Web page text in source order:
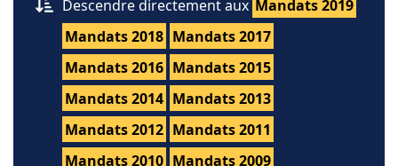
Descendre directement aux Mandats 2019
Mandats 2018 Mandats 2017
Mandats 2016 Mandats 2015
Mandats 2014 Mandats 2013
Mandats 2012 Mandats 2011
Mandats 2010 Mandats 2009